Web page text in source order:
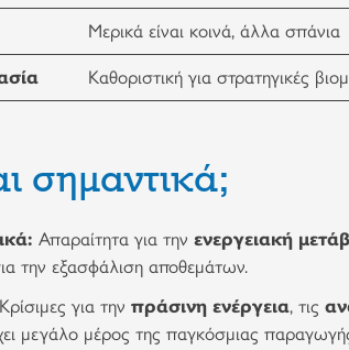
Μερικά είναι κοινά, άλλα σπάνια
Καθοριστική για στρατηγικές
σημαντικά;
Απαραίτητα για την ενεργειακή
την εξασφάλιση αποθεμάτων.
Κρίσιμες για την πράσινη ενέργεια, τις
μεγάλο μέρος της παγκόσμιας